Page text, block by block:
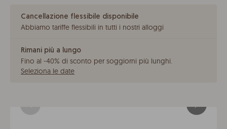
Cancellazione flessibile disponibile
Abbiamo tariffe flessibili in tutti i nostri alloggi
Rimani più a lungo
Fino al -40% di sconto per soggiorni più lunghi.
Seleziona le date